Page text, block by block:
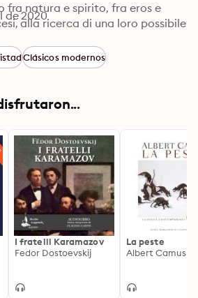
fra natura e spirito, fra eros e
alla ricerca di una loro possibile
al lettore - in una limpida fusione
picaresco - i grandi,
sulla condizione dell'uomo
de 2020
Clásicos modernos
I fratelli Karamazov
Fedor Dostoevskij
La peste
Albert Camus